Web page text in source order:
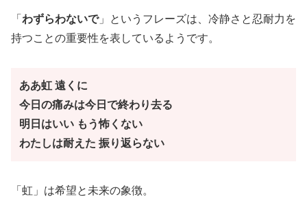
「 わずらわないで」というフレーズは、冷静さと忍耐力を
持つことの重要性を表しているようです。
ああ虹 遠くに
今日の痛みは今日で終わり去る
明日はいい もう怖くない
わたしは耐えた 振り返らない
「虹」は希望と未来の象徴。